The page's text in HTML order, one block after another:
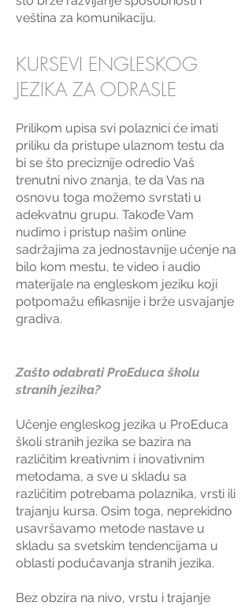
veština za komunikaciju.
KURSEVI ENGLESKOG
JEZIKA ZA ODRASLE
Prilikom upisa svi polaznici će imati
priliku da pristupe ulaznom testu da
bi se što preciznije odredio Vaš
trenutni nivo znanja, te da Vas na
osnovu toga možemo svrstati u
adekvatnu grupu. Takođe Vam
nudimo i pristup našim online
sadržajima za jednostavnije učenje na
bilo kom mestu, te video i audio
materijale na engleskom jeziku koji
potpomažu efikasnije i brže usvajanje
gradiva.
Zašto odabrati ProEduca školu
stranih jezika?
Učenje engleskog jezika u ProEduca
školi stranih jezika se bazira na
različitim kreativnim i inovativnim
metodama, a sve u skladu sa
različitim potrebama polaznika, vrsti ili
trajanju kursa. Osim toga, neprekidno
usavršavamo metode nastave u
skladu sa svetskim tendencijama u
oblasti podučavanja stranih jezika.
Bez obzira na nivo, vrstu i trajanje